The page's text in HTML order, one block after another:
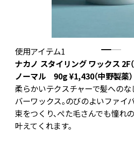
使用アイテム1
ナカノ スタイリング ワックス 2F
ノーマル 90g ¥1,430（中野製薬）
柔らかいテクスチャーで髪への
バーワックス。のびのよいファイ
束をつくり、ぺた毛さんでも憧れ
叶えてくれます。